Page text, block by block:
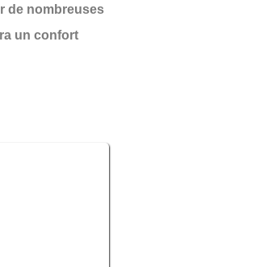
de nombreuses
un confort